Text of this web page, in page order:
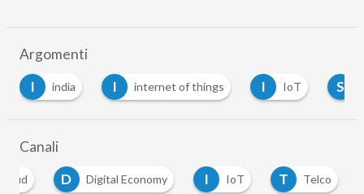
Argomenti
I
india I internet of things I IoT S
Canali
D Digital Economy I IoT T Telco